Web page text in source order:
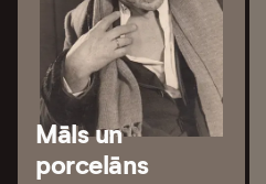
Māls un
porcelāns